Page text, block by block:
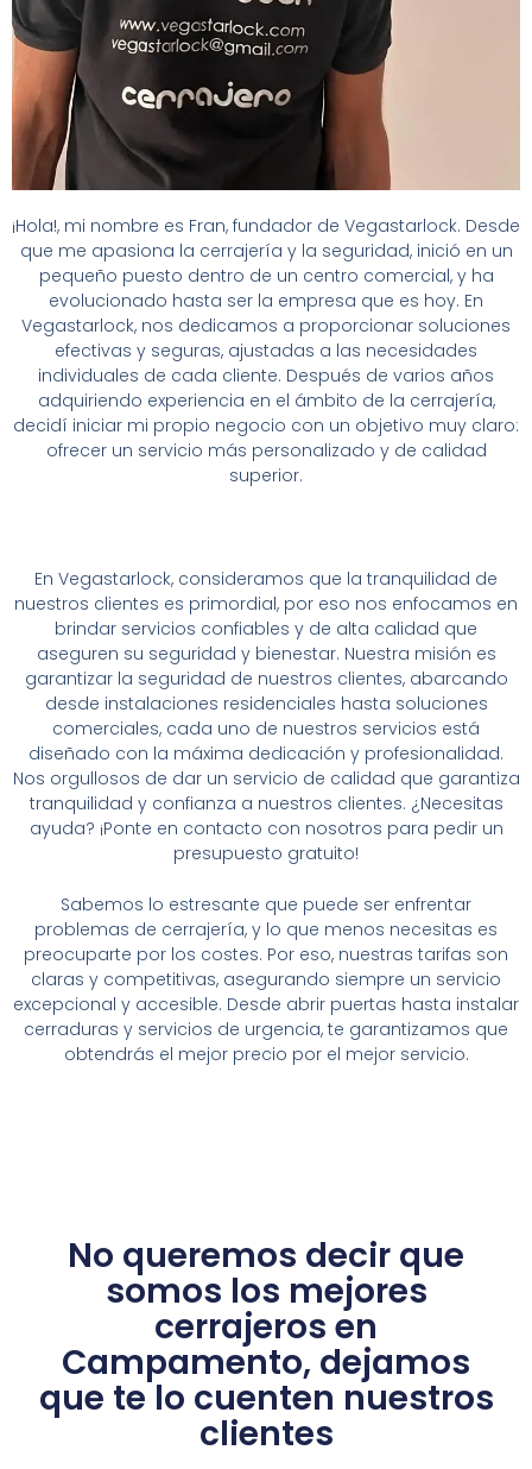
¡Hola!, mi nombre es Fran, fundador de Vegastarlock. Desde
que me apasiona la cerrajería y la seguridad, inició en un
pequeño puesto dentro de un centro comercial, y ha
evolucionado hasta ser la empresa que es hoy. En
Vegastarlock, nos dedicamos a proporcionar soluciones
efectivas y seguras, ajustadas a las necesidades
individuales de cada cliente. Después de varios años
adquiriendo experiencia en el ámbito de la cerrajería,
decidí iniciar mi propio negocio con un objetivo muy claro:
ofrecer un servicio más personalizado y de calidad
superior.
En Vegastarlock, consideramos que la tranquilidad de
nuestros clientes es primordial, por eso nos enfocamos en
brindar servicios confiables y de alta calidad que
aseguren su seguridad y bienestar. Nuestra misión es
garantizar la seguridad de nuestros clientes, abarcando
desde instalaciones residenciales hasta soluciones
comerciales, cada uno de nuestros servicios está
diseñado con la máxima dedicación y profesionalidad.
Nos orgullosos de dar un servicio de calidad que garantiza
tranquilidad y confianza a nuestros clientes. ¿Necesitas
ayuda? ¡Ponte en contacto con nosotros para pedir un
presupuesto gratuito!
Sabemos lo estresante que puede ser enfrentar
problemas de cerrajería, y lo que menos necesitas es
preocuparte por los costes. Por eso, nuestras tarifas son
claras y competitivas, asegurando siempre un servicio
excepcional y accesible. Desde abrir puertas hasta instalar
cerraduras y servicios de urgencia, te garantizamos que
obtendrás el mejor precio por el mejor servicio.
No queremos decir que
somos los mejores
cerrajeros en
Campamento, dejamos
que te lo cuenten nuestros
clientes​